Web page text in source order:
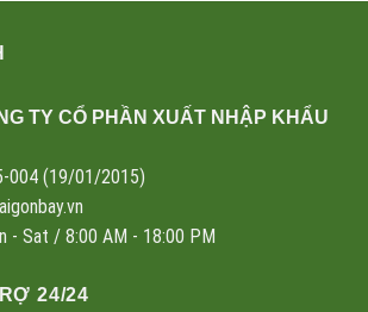
TY CỔ PHẦN XUẤT NHẬP KHẨU
004 (19/01/2015)
- Sat / 8:00 AM - 18:00 PM
24/24